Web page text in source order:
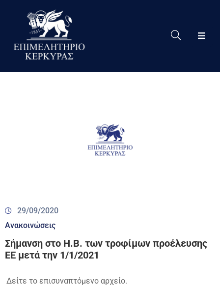
Το
Eπιμελητήριο
29/09/2020
Ανακοινώσεις
Σήμανση στο Η.Β. των τροφίμων προέλευσης
ΕΕ μετά την 1/1/2021
Δείτε το επισυναπτόμενο αρχείο.